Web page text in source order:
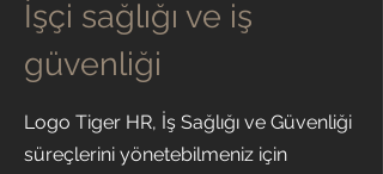
İşçi sağlığı ve iş
güvenliği
Logo Tiger HR, İş Sağlığı ve Güvenliği
süreçlerini yönetebilmeniz için